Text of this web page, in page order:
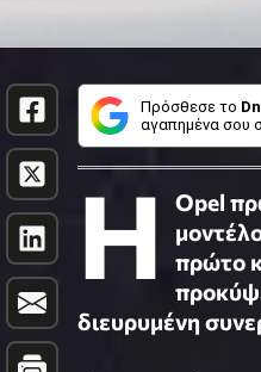
Πρόσθεσε το
αγαπημένα σου
Η
Opel
πρώτο
διευρυμένη